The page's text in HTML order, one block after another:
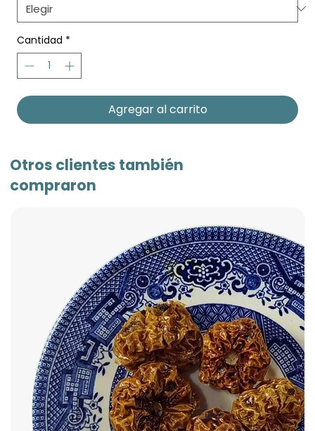
Cantidad *
Agregar al carrito
Otros clientes también
compraron